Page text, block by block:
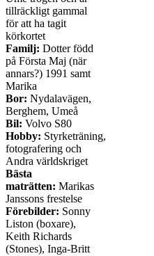
tillräckligt gammal
för att ha tagit
körkortet
Familj: Dotter född
på Första Maj (när
annars?) 1991 samt
Marika
Bor: Nydalavägen,
Berghem, Umeå
Bil: Volvo S80
Hobby: Styrketräning,
fotografering och
Andra världskriget
Bästa
maträtten: Marikas
Janssons frestelse
Förebilder: Sonny
Liston (boxare),
Keith Richards
(Stones), Inga-Britt